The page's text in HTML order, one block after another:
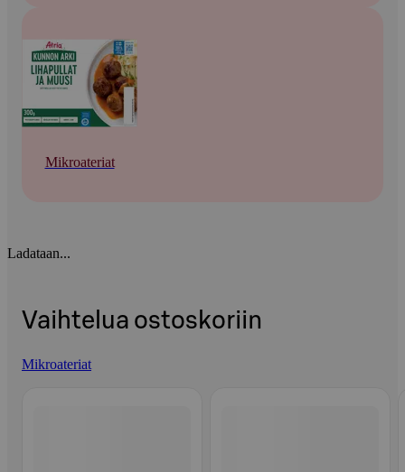
Mikroateriat
Ladataan...
Vaihtelua ostoskoriin
Mikroateriat